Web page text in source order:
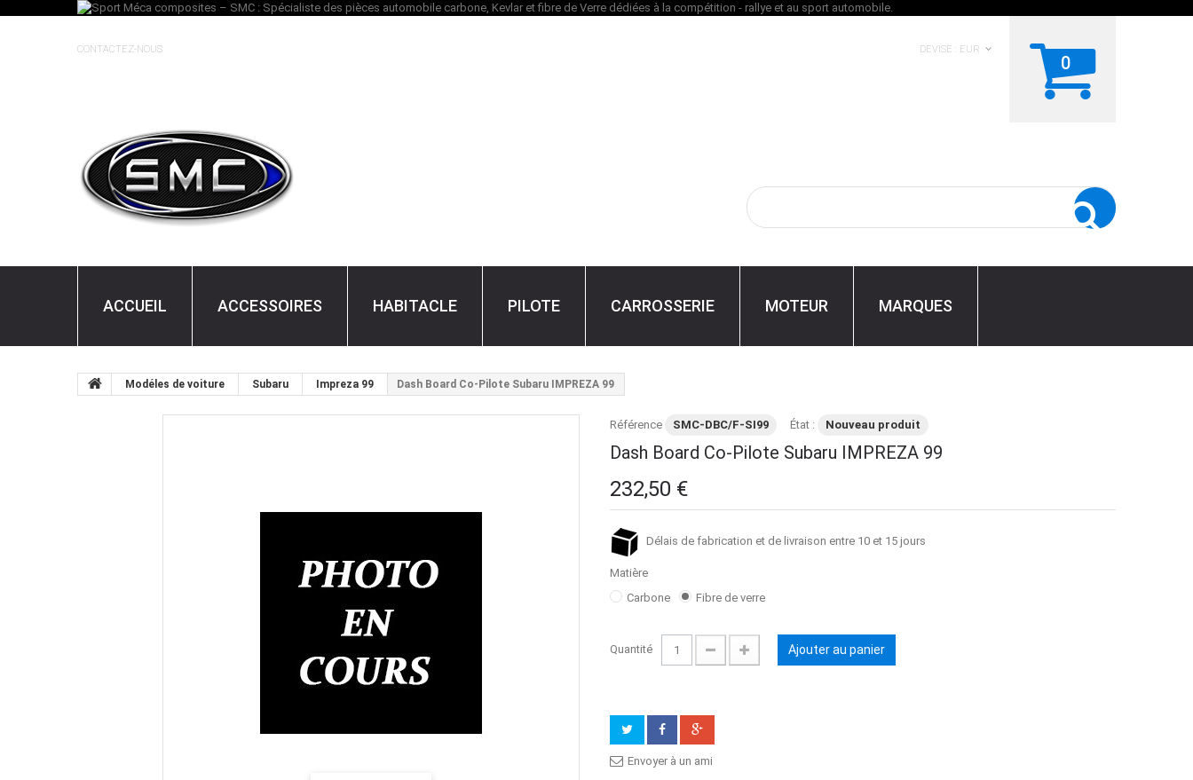
CONTACTEZ-NOUS
0
DEVISE : EUR
ACCUEIL ACCESSOIRES HABITACLE PILOTE CARROSSERIE MOTEUR MARQUES
Modéles de voiture Subaru Impreza 99 Dash Board Co-Pilote Subaru IMPREZA 99
Référence SMC-DBC/F-SI99 État : Nouveau produit
Dash Board Co-Pilote Subaru IMPREZA 99
232,50 €
Délais de fabrication et de livraison entre 10 et 15 jours
Matière
Carbone
Fibre de verre
Quantité Ajouter au panier
Envoyer à un ami